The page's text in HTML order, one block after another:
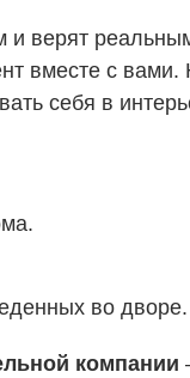
верят
вместе с
себя в
во дворе.
компании